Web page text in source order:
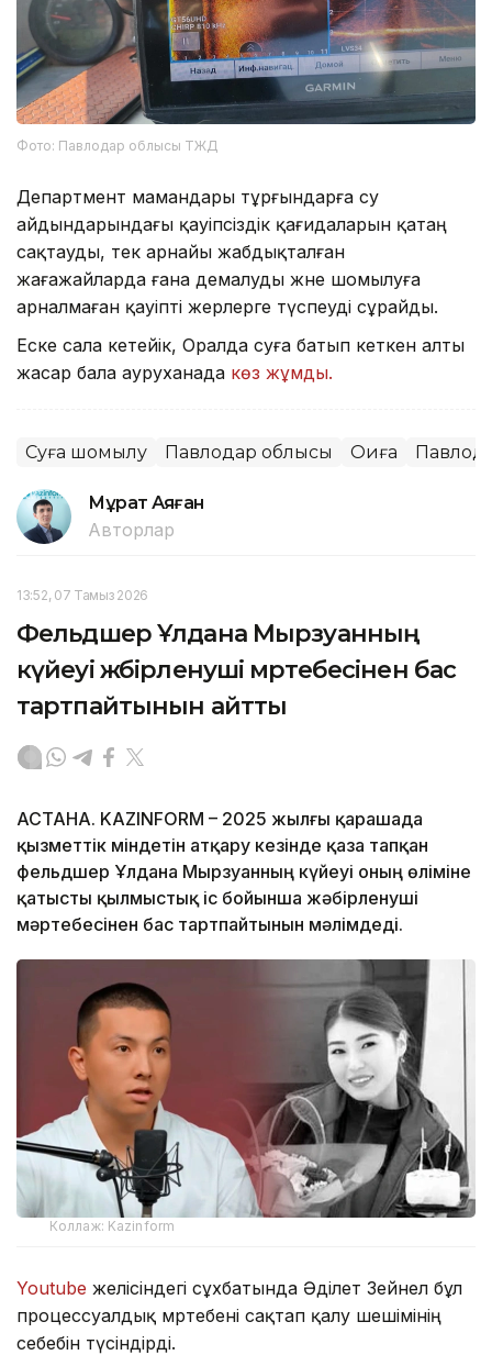
Фото: Павлодар облысы ТЖД
Департмент мамандары тұрғындарға су
айдындарындағы қауіпсіздік қағидаларын қатаң
сақтауды, тек арнайы жабдықталған
жағажайларда ғана демалуды және шомылуға
арналмаған қауіпті жерлерге түспеуді сұрайды.
Еске сала кетейік, Оралда суға батып кеткен алты
жасар бала ауруханада көз жұмды.
Суға шомылу Павлодар облысы Оқиға
Мұрат Аяған
Авторлар
13:52, 07 Тамыз 2026
Фельдшер Ұлдана Мырзуанның
күйеуі жәбірленуші мәртебесінен бас
тартпайтынын айтты
АСТАНА. KAZINFORM – 2025 жылғы қарашада
қызметтік міндетін атқару кезінде қаза тапқан
фельдшер Ұлдана Мырзуанның күйеуі оның өліміне
қатысты қылмыстық іс бойынша жәбірленуші
мәртебесінен бас тартпайтынын мәлімдеді.
Коллаж: Kazinform
Youtube желісіндегі сұхбатында Әділет Зейнел бұл
процессуалдық мәртебені сақтап қалу шешімінің
себебін түсіндірді.